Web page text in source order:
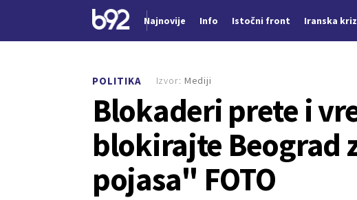
Najnovije Info Istočni front Iranska
POLITIKA
Blokaderi prete i
blokirajte Beograd
pojasa" FOTO
Izvor: Mediji